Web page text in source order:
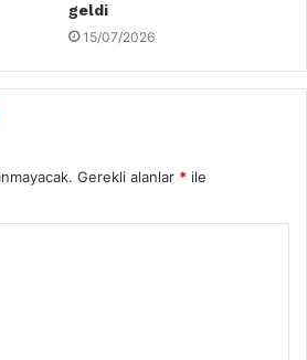
geldi
15/07/2026
Gerekli alanlar * ile